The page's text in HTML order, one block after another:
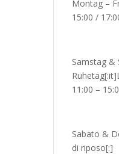
Montag –
15:00 /
Samstag &
11:00 –
Sabato &
di riposo[:]